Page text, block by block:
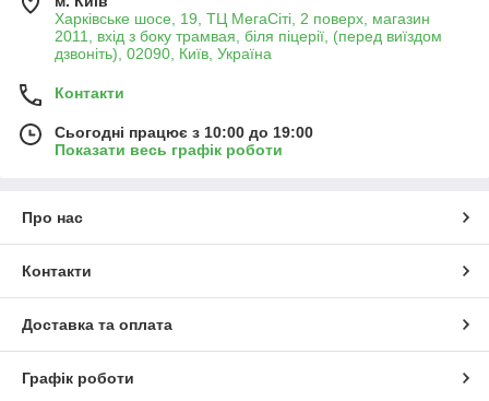
Харківське шосе, 19, ТЦ МегаСіті, 2 поверх, магазин
2011, вхід з боку трамвая, біля піцерії, (перед виїздом
дзвоніть), 02090, Київ, Україна
Контакти
Сьогодні працює з 10:00 до 19:00
Показати весь графік роботи
Про нас
Контакти
Доставка та оплата
Графік роботи